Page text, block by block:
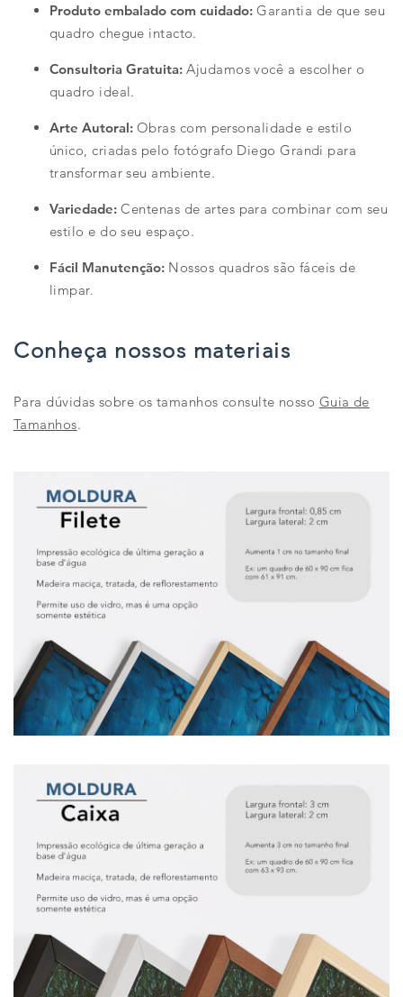
Produto embalado com cuidado: Garantia de que seu
quadro chegue intacto.
Consultoria Gratuita: Ajudamos você a escolher o
quadro ideal.
Arte Autoral: Obras com personalidade e estilo
único, criadas pelo fotógrafo Diego Grandi para
transformar seu ambiente.
Variedade: Centenas de artes para combinar com seu
estilo e do seu espaço.
Fácil Manutenção: Nossos quadros são fáceis de
limpar.
Conheça nossos materiais
Para dúvidas sobre os tamanhos consulte nosso Guia de
Tamanhos.